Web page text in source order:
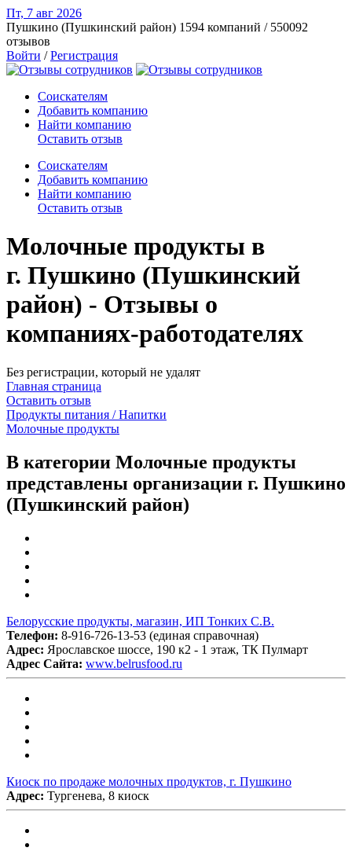
Пт, 7 авг 2026
Пушкино (Пушкинский район) 1594 компаний / 550092
отзывов
Войти /Регистрация
Соискателям
Добавить компанию
Найти компанию
Оставить отзыв
Соискателям
Добавить компанию
Найти компанию
Оставить отзыв
Молочные продукты в
г. Пушкино (Пушкинский
район) - Отзывы о
компаниях-работодателях
Без регистрации, который не удалят
Главная страница
Оставить отзыв
Продукты питания / Напитки
Молочные продукты
В категории Молочные продукты
представлены организации г. Пушкино
(Пушкинский район)
Белорусские продукты, магазин, ИП Тонких С.В.
Телефон: 8-916-726-13-53 (единая справочная)
Адрес: Ярославское шоссе, 190 к2 - 1 этаж, ТК Пулмарт
Адрес Сайта: www.belrusfood.ru
Киоск по продаже молочных продуктов, г. Пушкино
Адрес: Тургенева, 8 киоск